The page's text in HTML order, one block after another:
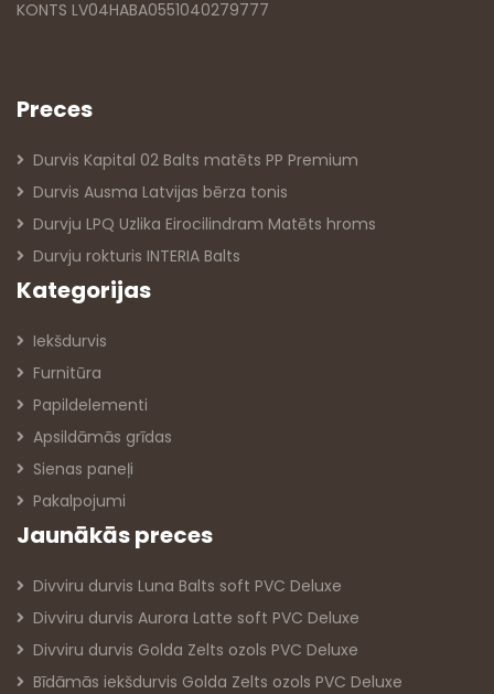
KONTS LV04HABA0551040279777
Preces
Durvis Kapital 02 Balts matēts PP Premium
Durvis Ausma Latvijas bērza tonis
Durvju LPQ Uzlika Eirocilindram Matēts hroms
Durvju rokturis INTERIA Balts
Kategorijas
Iekšdurvis
Furnitūra
Papildelementi
Apsildāmās grīdas
Sienas paneļi
Pakalpojumi
Jaunākās preces
Divviru durvis Luna Balts soft PVC Deluxe
Divviru durvis Aurora Latte soft PVC Deluxe
Divviru durvis Golda Zelts ozols PVC Deluxe
Bīdāmās iekšdurvis Golda Zelts ozols PVC Deluxe